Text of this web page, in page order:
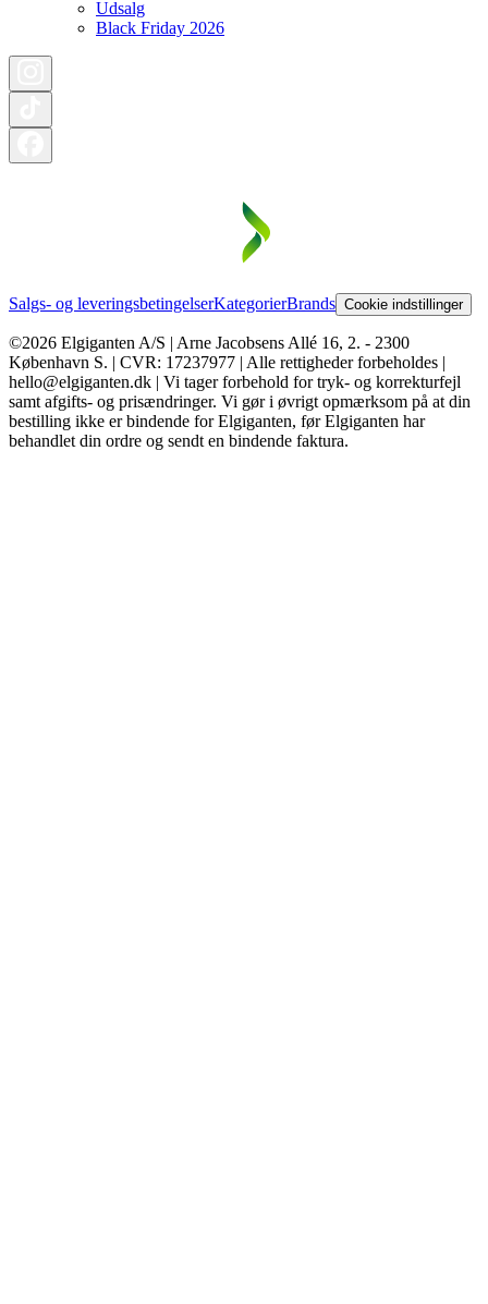
Udsalg
Black Friday 2026
Salgs- og leveringsbetingelserKategorierBrands Cookie indstillinger
©2026 Elgiganten A/S | Arne Jacobsens Allé 16, 2. - 2300
København S. | CVR: 17237977 | Alle rettigheder forbeholdes |
hello@elgiganten.dk | Vi tager forbehold for tryk- og korrekturfejl
samt afgifts- og prisændringer. Vi gør i øvrigt opmærksom på at din
bestilling ikke er bindende for Elgiganten, før Elgiganten har
behandlet din ordre og sendt en bindende faktura.